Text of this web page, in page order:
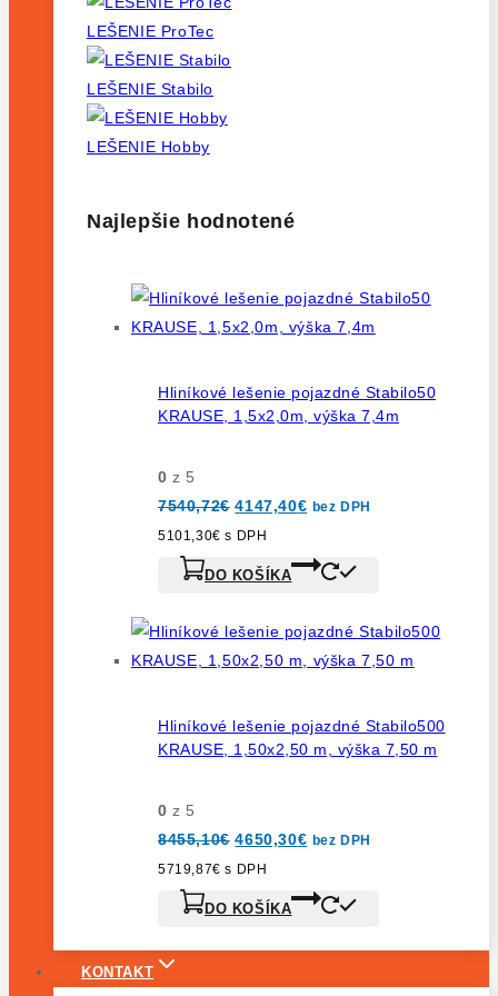
LEŠENIE ProTec
LEŠENIE Stabilo
LEŠENIE Hobby
Najlepšie hodnotené
Hliníkové lešenie pojazdné Stabilo50
KRAUSE, 1,5x2,0m, výška 7,4m
0 z 5
7540,72€ Pôvodná
cena
bola:
4147,40€Aktuálna
cena
bez DPH
5101,30€ s DPH
DO KOŠÍKA
Hliníkové lešenie pojazdné Stabilo500
KRAUSE, 1,50x2,50 m, výška 7,50 m
0 z 5
8455,10€ Pôvodná
cena
bola:
4650,30€Aktuálna
cena
bez DPH
5719,87€ s DPH
DO KOŠÍKA
KONTAKT